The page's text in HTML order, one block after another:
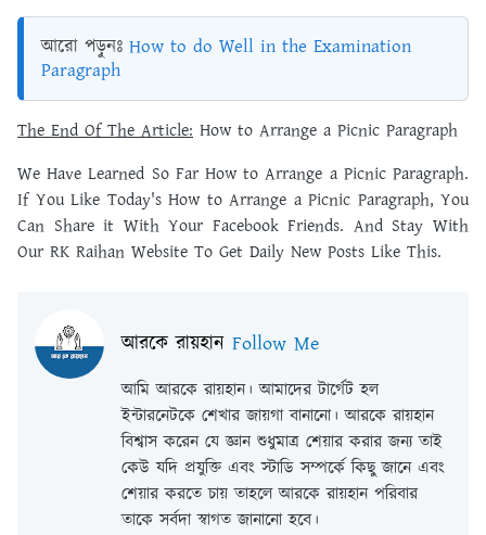
আরো পড়ুনঃ How to do Well in the Examination
Paragraph
The End Of The Article: How to Arrange a Picnic Paragraph
We Have Learned So Far How to Arrange a Picnic Paragraph.
If You Like Today's How to Arrange a Picnic Paragraph, You
Can Share it With Your Facebook Friends. And Stay With
Our RK Raihan Website To Get Daily New Posts Like This.
আরকে রায়হান Follow Me
আমি আরকে রায়হান। আমাদের টার্গেট হল
ইন্টারনেটকে শেখার জায়গা বানানো। আরকে রায়হান
বিশ্বাস করেন যে জ্ঞান শুধুমাত্র শেয়ার করার জন্য তাই
কেউ যদি প্রযুক্তি এবং স্টাডি সম্পর্কে কিছু জানে এবং
শেয়ার করতে চায় তাহলে আরকে রায়হান পরিবার
তাকে সর্বদা স্বাগত জানানো হবে।